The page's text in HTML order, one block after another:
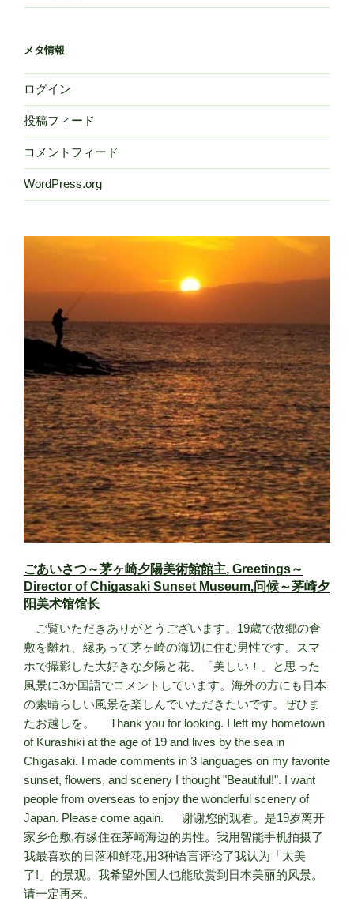
メタ情報
ログイン
投稿フィード
コメントフィード
WordPress.org
ごあいさつ～茅ヶ崎夕陽美術館館主, Greetings～
Director of Chigasaki Sunset Museum,问候～茅崎夕
阳美术馆馆长
ご覧いただきありがとうございます。19歳で故郷の倉
敷を離れ、縁あって茅ヶ崎の海辺に住む男性です。スマ
ホで撮影した大好きな夕陽と花、「美しい！」と思った
風景に3か国語でコメントしています。海外の方にも日本
の素晴らしい風景を楽しんでいただきたいです。ぜひま
たお越しを。 Thank you for looking. I left my hometown
of Kurashiki at the age of 19 and lives by the sea in
Chigasaki. I made comments in 3 languages on my favorite
sunset, flowers, and scenery I thought "Beautiful!". I want
people from overseas to enjoy the wonderful scenery of
Japan. Please come again. 谢谢您的观看。是19岁离开
家乡仓敷,有缘住在茅崎海边的男性。我用智能手机拍摄了
我最喜欢的日落和鲜花,用3种语言评论了我认为「太美
了!」的景观。我希望外国人也能欣赏到日本美丽的风景。
请一定再来。